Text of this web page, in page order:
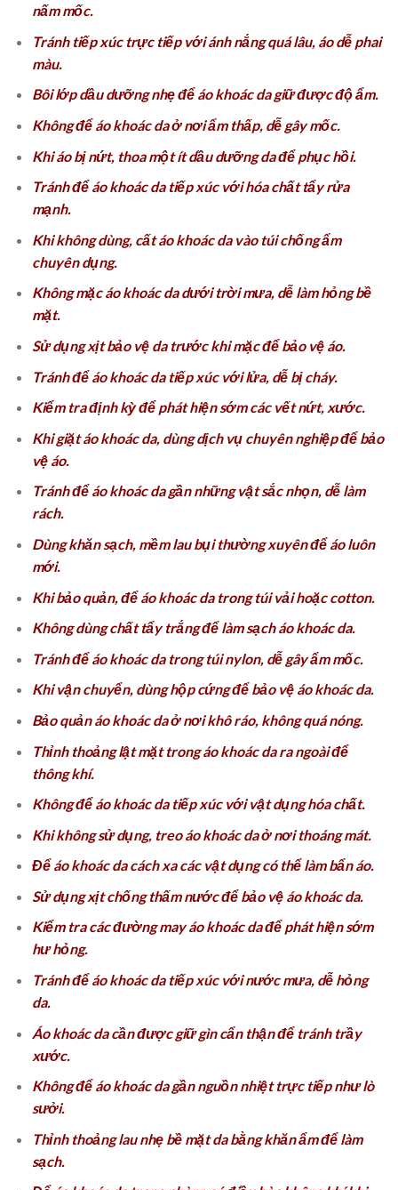
nấm mốc.
Tránh tiếp xúc trực tiếp với ánh nắng quá lâu, áo dễ phai
màu.
Bôi lớp dầu dưỡng nhẹ để áo khoác da giữ được độ ẩm.
Không để áo khoác da ở nơi ẩm thấp, dễ gây mốc.
Khi áo bị nứt, thoa một ít dầu dưỡng da để phục hồi.
Tránh để áo khoác da tiếp xúc với hóa chất tẩy rửa
mạnh.
Khi không dùng, cất áo khoác da vào túi chống ẩm
chuyên dụng.
Không mặc áo khoác da dưới trời mưa, dễ làm hỏng bề
mặt.
Sử dụng xịt bảo vệ da trước khi mặc để bảo vệ áo.
Tránh để áo khoác da tiếp xúc với lửa, dễ bị cháy.
Kiểm tra định kỳ để phát hiện sớm các vết nứt, xước.
Khi giặt áo khoác da, dùng dịch vụ chuyên nghiệp để bảo
vệ áo.
Tránh để áo khoác da gần những vật sắc nhọn, dễ làm
rách.
Dùng khăn sạch, mềm lau bụi thường xuyên để áo luôn
mới.
Khi bảo quản, để áo khoác da trong túi vải hoặc cotton.
Không dùng chất tẩy trắng để làm sạch áo khoác da.
Tránh để áo khoác da trong túi nylon, dễ gây ẩm mốc.
Khi vận chuyển, dùng hộp cứng để bảo vệ áo khoác da.
Bảo quản áo khoác da ở nơi khô ráo, không quá nóng.
Thỉnh thoảng lật mặt trong áo khoác da ra ngoài để
thông khí.
Không để áo khoác da tiếp xúc với vật dụng hóa chất.
Khi không sử dụng, treo áo khoác da ở nơi thoáng mát.
Để áo khoác da cách xa các vật dụng có thể làm bẩn áo.
Sử dụng xịt chống thấm nước để bảo vệ áo khoác da.
Kiểm tra các đường may áo khoác da để phát hiện sớm
hư hỏng.
Tránh để áo khoác da tiếp xúc với nước mưa, dễ hỏng
da.
Áo khoác da cần được giữ gìn cẩn thận để tránh trầy
xước.
Không để áo khoác da gần nguồn nhiệt trực tiếp như lò
sưởi.
Thỉnh thoảng lau nhẹ bề mặt da bằng khăn ẩm để làm
sạch.